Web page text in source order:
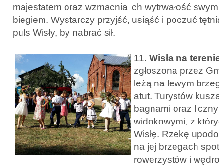
majestatem oraz wzmacnia ich wytrwałość
biegiem. Wystarczy przyjść, usiąść i poczuć
puls Wisły, by nabrać sił.
11. Wisła na
zgłoszona przez
leżą na lewym
atut. Turystów
bagnami oraz
widokowymi, z
Wisłę. Rzekę
na jej brzegach
rowerzystów i